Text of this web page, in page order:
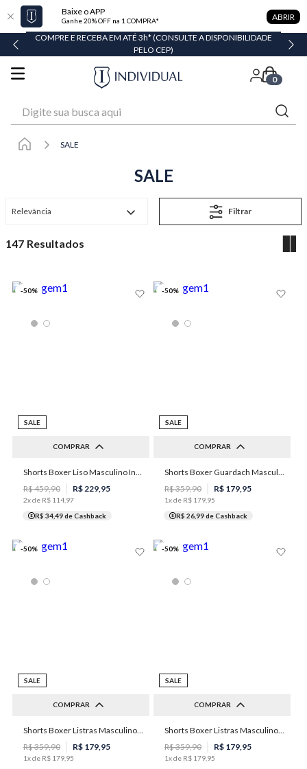
Baixe o APP
Ganhe 20% OFF na 1 COMPRA* ABRIR
EM ATÉ 6X SEM JUROS* OU GANHE 3% OFF NO PIX
0
SALE
SALE
Relevância Filtrar
147
SALE
-50%
COMPRAR
P M G GG XGG
Shorts Boxer Liso Masculino Individual
R$459,90 R$229,95
2x de R$ 114 97
R$ 34,49de Cashback
SALE
-50%
COMPRAR
P M G GG XGG
Shorts Boxer Guardach Masculino Individual
R$359,90 R$ 179,95
1x de R$ 179 95
R$ 26,99de Cashback
SALE
-50%
COMPRAR
P M G GG XGG
Shorts Boxer Listras Masculino Individual
R$359,90 R$ 179,95
1x de R$ 179 95
SALE
-50%
COMPRAR
P M G GG XGG
Shorts Boxer Listras Masculino Individual
R$359,90 R$ 179,95
1x de R$ 179 95